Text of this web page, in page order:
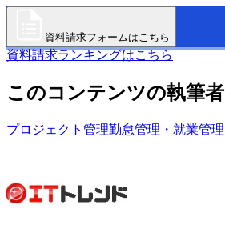
資料請求フォームはこちら
資料請求ランキングはこちら
このコンテンツの執筆者
プロジェクト管理勤怠管理・就業管理